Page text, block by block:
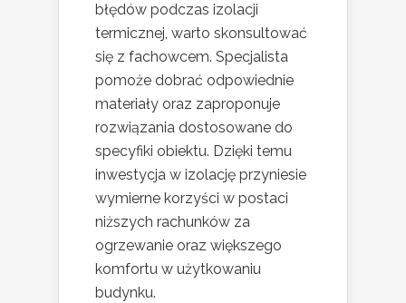
błędów podczas izolacji
termicznej, warto skonsultować
się z fachowcem. Specjalista
pomoże dobrać odpowiednie
materiały oraz zaproponuje
rozwiązania dostosowane do
specyfiki obiektu. Dzięki temu
inwestycja w izolację przyniesie
wymierne korzyści w postaci
niższych rachunków za
ogrzewanie oraz większego
komfortu w użytkowaniu
budynku.